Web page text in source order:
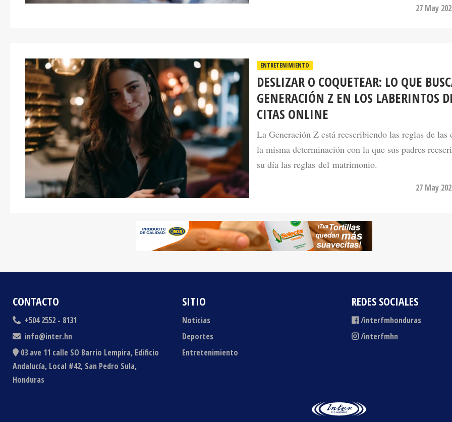
DESLIZAR O COQUETEAR: LO QUE
GENERACIÓN Z EN LOS LABERINTOS
CITAS ONLINE
La Generación Z está reescribiendo las reglas de las
la misma determinación con la que sus padres
su día las reglas del matrimonio.
CONTACTO
+504 2552 - 8131
info@inter.hn
03 ave 11 calle SO Barrio Lempira, Edificio
Andalucía, Local #42, San Pedro Sula,
Honduras
SITIO
Noticias
Deportes
Entretenimiento
REDES SOCIALES
/interfmhonduras
/interfmhn